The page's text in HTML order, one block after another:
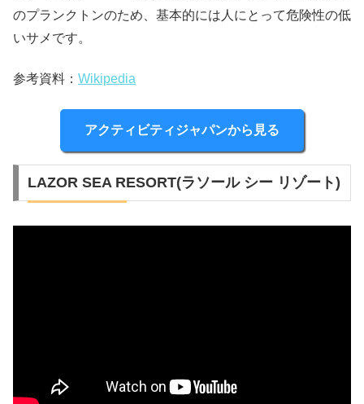
のプランクトンのため、基本的には人にとって危険性の低
いサメです。
参考資料： Wikipedia
アクティビティジャパンから見る
LAZOR SEA RESORT(ラソール シー リゾート)